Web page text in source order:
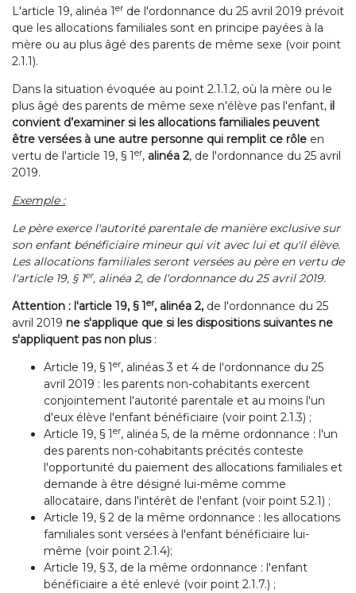
L'article 19, alinéa 1 er de l'ordonnance du 25 avril 2019 prévoit
que les allocations familiales sont en principe payées à la
mère ou au plus âgé des parents de même sexe (voir point
2.1.1).
Dans la situation évoquée au point 2.1.1.2, où la mère ou le
plus âgé des parents de même sexe n'élève pas l'enfant, il
convient d’examiner si les allocations familiales peuvent
être versées à une autre personne qui remplit ce rôle en
vertu de l'article 19, § 1 er, alinéa 2, de l'ordonnance du 25 avril
2019.
Exemple :
Le père exerce l'autorité parentale de manière exclusive sur
son enfant bénéficiaire mineur qui vit avec lui et qu'il élève.
Les allocations familiales seront versées au père en vertu de
l'article 19, § 1er, alinéa 2, de l'ordonnance du 25 avril 2019.
Attention : l'article 19, § 1 er, alinéa 2, de l'ordonnance du 25
avril 2019 ne s'applique que si les dispositions suivantes ne
s'appliquent pas non plus:
Article 19, § 1 er, alinéas 3 et 4 de l'ordonnance du 25
avril 2019 : les parents non-cohabitants exercent
conjointement l'autorité parentale et au moins l'un
d'eux élève l'enfant bénéficiaire (voir point 2.1.3) ;
Article 19, § 1 er, alinéa 5, de la même ordonnance : l'un
des parents non-cohabitants précités conteste
l'opportunité du paiement des allocations familiales et
demande à être désigné lui-même comme
allocataire, dans l'intérêt de l'enfant (voir point 5.2.1) ;
Article 19, § 2 de la même ordonnance : les allocations
familiales sont versées à l'enfant bénéficiaire lui-
même (voir point 2.1.4);
Article 19, § 3, de la même ordonnance : l'enfant
bénéficiaire a été enlevé (voir point 2.1.7.) ;